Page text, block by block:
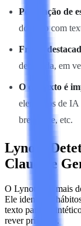
Pontuação de
do texto com
Frases
detalhada, em
O contexto é
elementos de IA
brevidade, etc.
Lynote
Claude e
O Lynote faz mais
Ele identifica
texto parece
rever primeiro.